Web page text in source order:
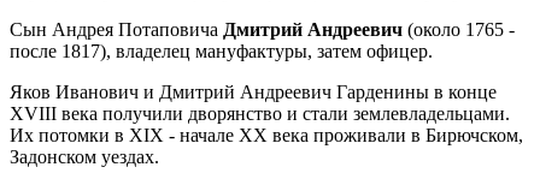
Сын Андрея Потаповича Дмитрий Андреевич (около 1765 -
после 1817), владелец мануфактуры, затем офицер.
Яков Иванович и Дмитрий Андреевич Гарденины в конце
XVIII века получили дворянство и стали землевладельцами.
Их потомки в XIX - начале XX века проживали в Бирючском,
Задонском уездах.